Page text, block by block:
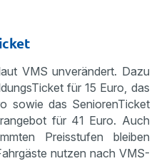
VMS unverändert. Dazu
für 15 Euro, das
sowie das SeniorenTicket
für 41 Euro. Auch
Preisstufen bleiben
nutzen nach VMS-